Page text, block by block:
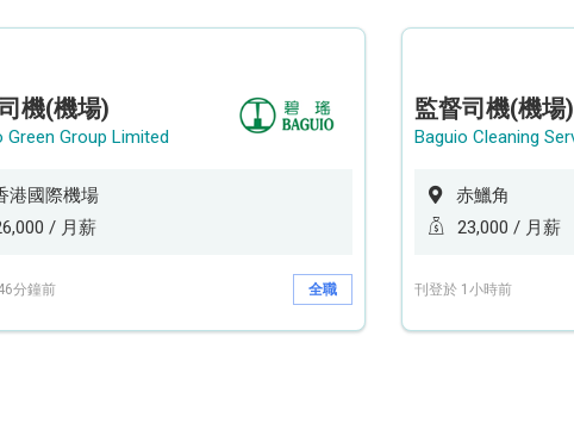
機(機場)
Green Group Limited
港國際機場
/ 月薪
分鐘前 全職
監督司機(機場)
赤鱲角
23,000 / 月薪
刊登於 1小時前